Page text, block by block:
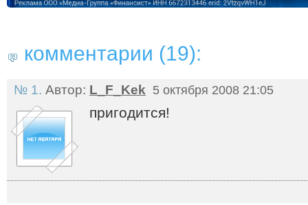
комментарии (19):
№ 1. Автор: L_F_Kek 5 октября 2008 21:05
пригодится!